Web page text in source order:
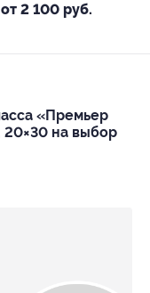
от 2 100 руб.
«Премьер
20×30 на выбор